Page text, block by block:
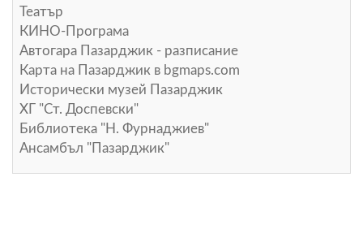
Театър
КИНО-Програма
Автогара Пазарджик - разписание
Карта на Пазарджик в bgmaps.com
Исторически музей Пазарджик
ХГ "Ст. Доспевски"
Библиотека "Н. Фурнаджиев"
Ансамбъл "Пазарджик"